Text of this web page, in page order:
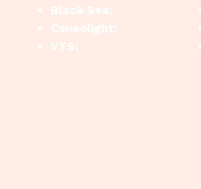
Black Sea;
Consolight;
VTS;